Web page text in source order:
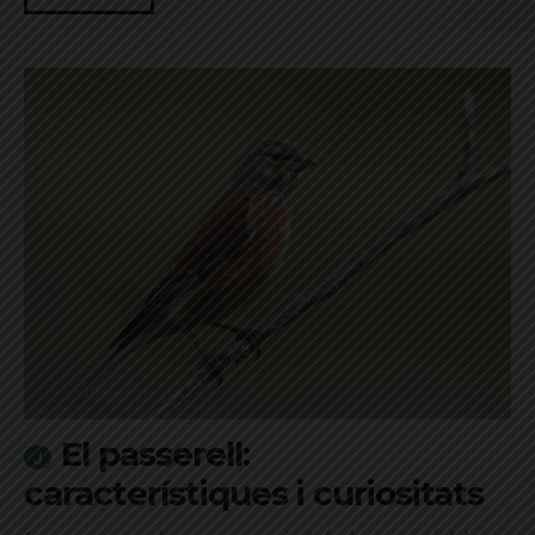
El passerell:
característiques i curiositats